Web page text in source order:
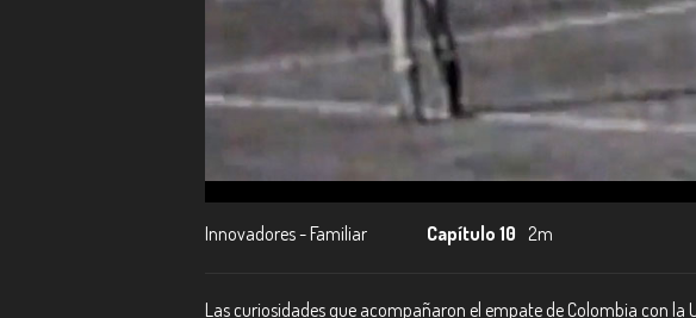
Innovadores - Familiar Capítulo 10 2m
Las curiosidades que acompañaron el empate de Colombia con la